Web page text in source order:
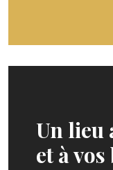
Un lieu
et à